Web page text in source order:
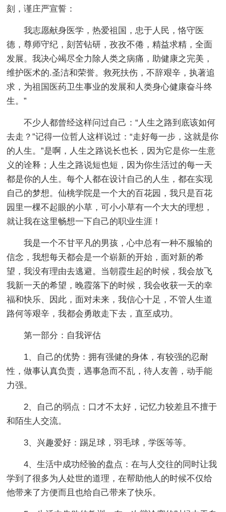
刻，谨庄严宣誓：
我志愿献身医学，热爱祖国，忠于人民，恪守医
德，尊师守纪，刻苦钻研，孜孜不倦，精益求精，全面
发展。我决心竭尽全力除人类之病痛，助健康之完美，
维护医术的.圣洁和荣誉。救死扶伤，不辞艰辛，执著追
求，为祖国医药卫生事业的发展和人类身心健康奋斗终
生。”
不少人都曾经这样问过自己：“人生之路到底该如何
去走？”记得一位哲人这样说过：“走好每一步，这就是你
的人生。”是啊，人生之路说长也长，因为它是你一生意
义的诠释；人生之路说短也短，因为你生活过的每一天
都是你的人生。每个人都在设计自己的人生，都在实现
自己的梦想。仙桃学院是一个大的百花园，我只是百花
园里一棵不起眼的小草，可小小草有一个大大的理想，
就让我在这里畅想一下自己的职业生涯！
我是一个不甘平凡的男孩，心中总有一种不服输的
信念，我想每天都会是一个崭新的开始，面对新的希
望，我没有理由去逃避。当朝霞生起的时候，我会放飞
我新一天的希望，晚霞落下的时候，我会收获一天的幸
福和快乐、因此，面对未来，我信心十足，不管人生道
路何等艰辛，我都会勇敢走下去，直至成功。
第一部分：自我评估
1、自己的优势：拥有强健的身体，有较强的忍耐
性，做事认真负责，遇事急而不乱，待人友善，动手能
力强。
2、自己的弱点：口才不太好，记忆力较差且不擅于
和陌生人交流。
3、兴趣爱好：踢足球，羽毛球，学医等等。
4、生活中成功经验的盘点：在与人交往的同时让我
学到了很多为人处世的道理，在帮助他人的时候不仅给
他带来了方便而且也给自己带来了快乐。